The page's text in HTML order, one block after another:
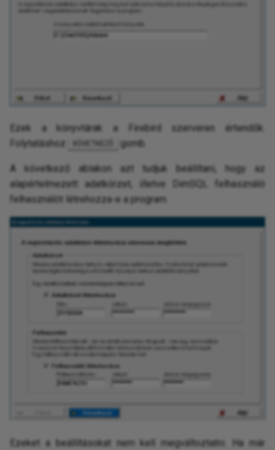
Ezek a könyvtárak a Firebird szerveren értendők.
Folytatáshoz
KÖVETKEZŐ gomb.
A következő ablakon azt tudjuk beállítani, hogy az
alapértelmezett adatkörzet, illetve DimSQL felhasználó
felhasználót létrehozza-e a program.
Ezeket a beállításokat nem kell megváltoztatni. Ha már